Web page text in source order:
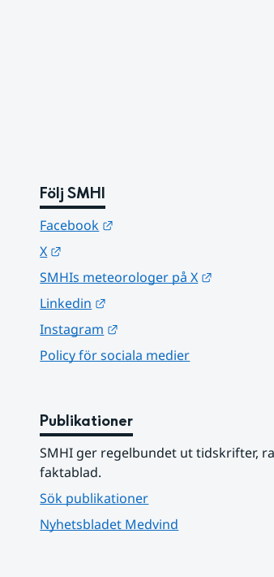
Följ SMHI
Facebook
X
SMHIs meteorologer på X
Linkedin
Instagram
Policy för sociala medier
Publikationer
SMHI ger regelbundet ut tidskrifter,
faktablad.
Sök publikationer
Nyhetsbladet Medvind